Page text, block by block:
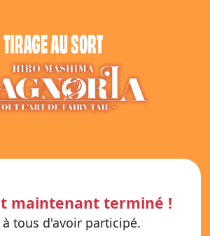
maintenant terminé !
tous d'avoir participé.